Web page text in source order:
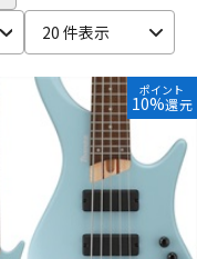
20 件表示
ポイント
10%還元